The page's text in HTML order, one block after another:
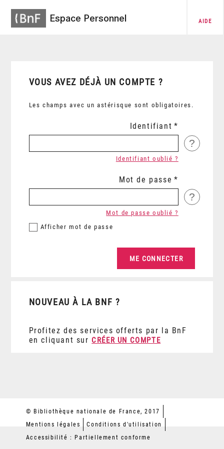
Espace Personnel AIDE
VOUS AVEZ DÉJÀ UN COMPTE ?
Les champs avec un astérisque sont obligatoires.
Identifiant
?
Identifiant oublié ?
Mot de passe
?
Afficher mot de passe
Mot de passe oublié ?
NOUVEAU À LA BNF ?
Profitez des services offerts par la BnF
en cliquant sur CRÉER UN COMPTE
© Bibliothèque nationale de France, 2017
Mentions légales
Conditions d'utilisation
Accessibilité : Partiellement conforme